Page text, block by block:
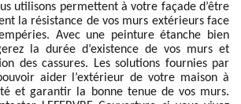
utilisons permettent à votre façade d’être
la résistance de vos murs extérieurs face
Avec une peinture étanche bien
la durée d’existence de vos murs et
des cassures. Les solutions fournies par
aider l’extérieur de votre maison à
et garantir la bonne tenue de vos murs.